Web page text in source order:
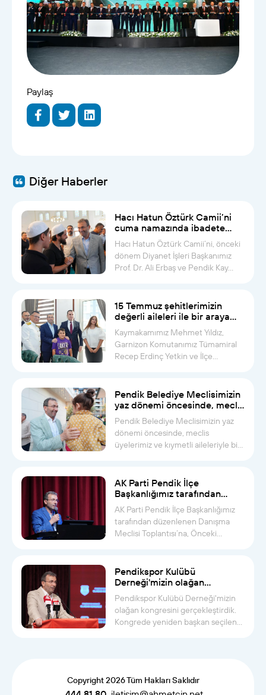
Paylaş
Diğer Haberler
Hacı Hatun Öztürk Camii’ni
cuma namazında ibadete
açtık
Hacı Hatun Öztürk Camii’ni, önceki
dönem Diyanet İşleri Başkanımız
Prof. Dr. Ali Erbaş ve Pendik Kay...
15 Temmuz şehitlerimizin
değerli aileleri ile bir araya
geldik
Kaymakamımız Mehmet Yıldız,
Garnizon Komutanımız Tümamiral
Recep Erdinç Yetkin ve İlçe
Pendik Belediye Meclisimizin
yaz dönemi öncesinde, meclis
üyelerimiz ve kıymetli
aileleriyle bir araya geldik
Pendik Belediye Meclisimizin yaz
dönemi öncesinde, meclis
üyelerimiz ve kıymetli aileleriyle bir
AK Parti Pendik İlçe
Başkanlığımız tarafından
düzenlenen Danışma Meclisi
Toplantısı’na katıldık
AK Parti Pendik İlçe Başkanlığımız
tarafından düzenlenen Danışma
Meclisi Toplantısı’na, Önceki
Pendikspor Kulübü
Derneği'mizin olağan
kongresini gerçekleştirdik
Pendikspor Kulübü Derneği'mizin
olağan kongresini gerçekleştirdik.
Kongrede yeniden başkan seçilen
Copyright 2026 Tüm Hakları Saklıdır